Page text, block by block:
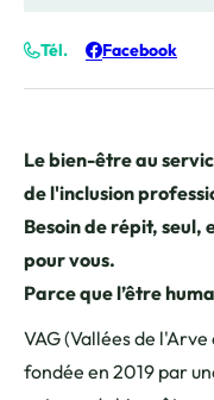
Le bien-être au
de l'inclusion
Besoin de répit, seul,
pour vous.
Parce que l’être
VAG (Vallées de
fondée en 2019 par
Tél. Facebook